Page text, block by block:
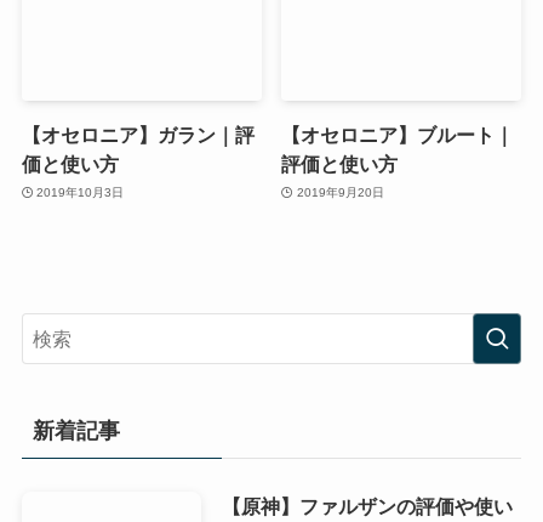
【オセロニア】ガラン｜評
価と使い方
2019年10月3日
【オセロニア】ブルート｜
評価と使い方
2019年9月20日
新着記事
【原神】ファルザンの評価や使い